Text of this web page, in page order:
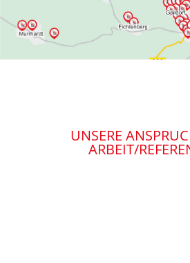
UNSERE
ARBEIT/